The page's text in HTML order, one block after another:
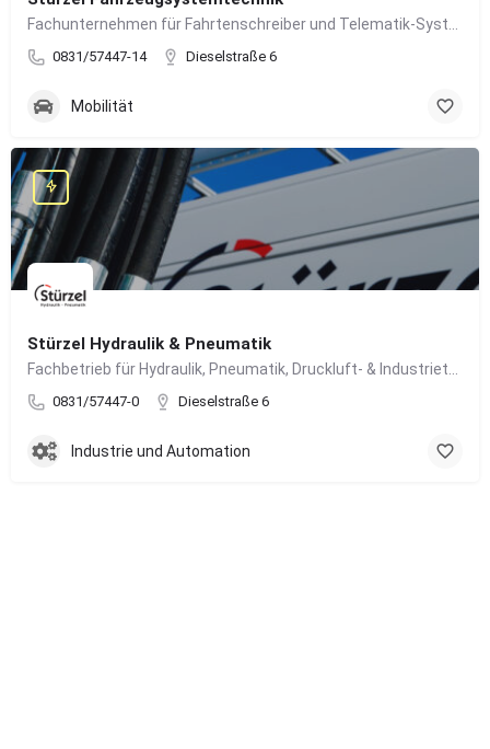
0831/57447-14 Dieselstraße 6
Mobilität
Stürzel Hydraulik & Pneumatik
0831/57447-0 Dieselstraße 6
Industrie und Automation